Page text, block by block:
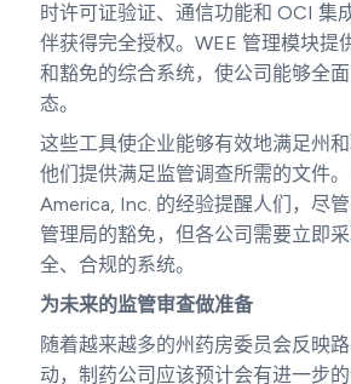
时许可证验证、通信功能和 OCI 集
伴获得完全授权。WEE 管理模块提
和豁免的综合系统，使公司能够全
态。
这些工具使企业能够有效地满足州
他们提供满足监管调查所需的文件
America, Inc. 的经验提醒人们，尽
管理局的豁免，但各公司需要立即
全、合规的系统。
为未来的监管审查做准备
随着越来越多的州药房委员会反映
动，制药公司应该预计会有进一步